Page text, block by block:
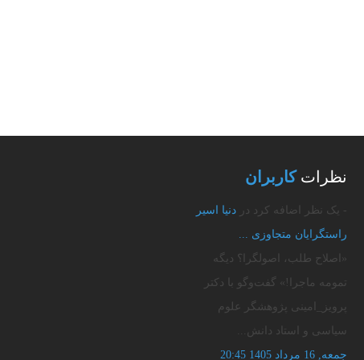
نظرات کاربران
- یک نظر اضافه کرد در دنیا اسیر
راستگرایان متجاوزی‌ ...
«اصلاح طلب، اصولگرا؟ دیگه
تمومه ماجرا!» گفت‌وگو با دکتر
پرویز_امینی پژوهشگر علوم
سیاسی و استاد دانش...
جمعه, 16 مرداد 1405 20:45